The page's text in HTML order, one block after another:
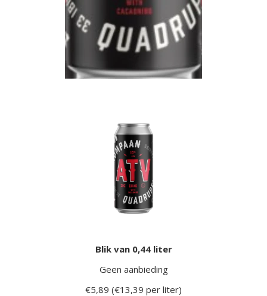
Blik van 0,44 liter
Geen aanbieding
€5,89 (€13,39 per liter)